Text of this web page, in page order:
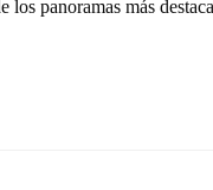
panoramas más